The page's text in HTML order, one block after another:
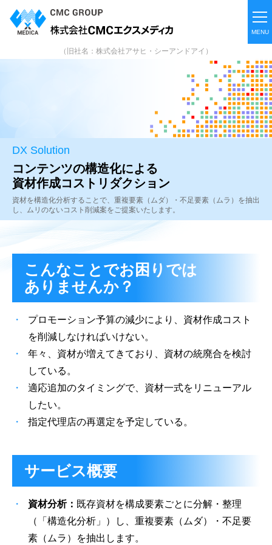
（旧社名：株式会社アサヒ・シーアンドアイ）
DX Solution
コンテンツの構造化による
資材作成コストリダクション
資材を構造化分析することで、重複要素（ムダ）・不足要素（ムラ）を抽出
し、ムリのないコスト削減案をご提案いたします。
こんなことでお困りでは
ありませんか？
プロモーション予算の減少により、資材作成コスト
を削減しなければいけない。
年々、資材が増えてきており、資材の統廃合を検討
している。
適応追加のタイミングで、資材一式をリニューアル
したい。
指定代理店の再選定を予定している。
サービス概要
資材分析： 既存資材を構成要素ごとに分解・整理
（「構造化分析」）し、重複要素（ムダ）・不足要
素（ムラ）を抽出します。